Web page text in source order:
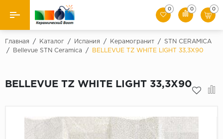
Назад
Керамическая плитка
0 0 0
Главная / Каталог / Испания / Керамогранит /
STN CERAMICA
/
Bellevue STN Ceramica / BELLEVUE TZ WHITE LIGHT 33,3X90
BELLEVUE TZ WHITE LIGHT 33,3X90